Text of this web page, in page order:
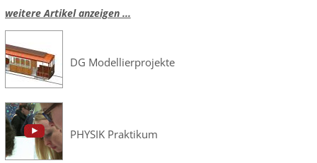
weitere Artikel anzeigen ...
DG Modellierprojekte
PHYSIK Praktikum